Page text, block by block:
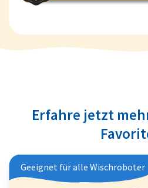
Erfahre jetzt
Geeignet für alle Wischroboter